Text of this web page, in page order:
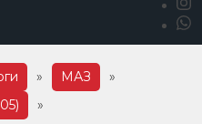
» МАЗ
»
»